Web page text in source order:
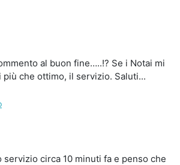
al buon fine…..!? Se i Notai mi
che ottimo, il servizio. Saluti...
circa 10 minuti fa e penso che